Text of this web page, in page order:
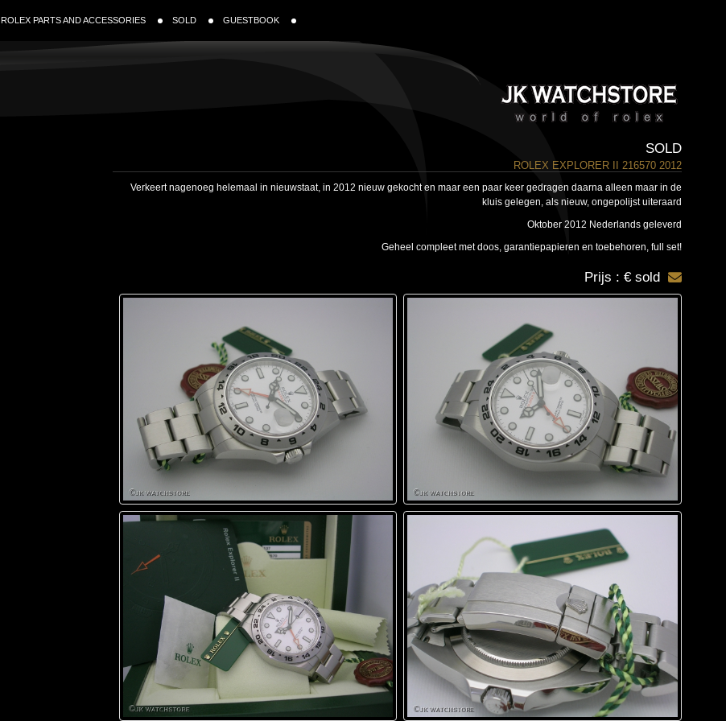
ROLEX PARTS AND ACCESSORIES SOLD GUESTBOOK
SOLD
ROLEX EXPLORER II 216570 2012
Verkeert nagenoeg helemaal in nieuwstaat, in 2012 nieuw gekocht en maar een paar keer gedragen daarna alleen maar in de
kluis gelegen, als nieuw, ongepolijst uiteraard
Oktober 2012 Nederlands geleverd
Geheel compleet met doos, garantiepapieren en toebehoren, full set!
Prijs : € sold